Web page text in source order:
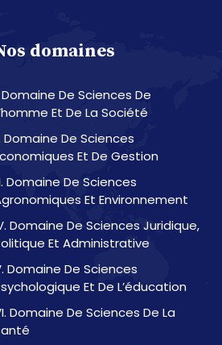
domaines
Domaine De Sciences De
Et De La Société
Domaine De Sciences
Et De Gestion
Domaine De Sciences
Et Environnement
Domaine De Sciences Juridique,
Et Administrative
Domaine De Sciences
Et De L’éducation
Domaine De Sciences De La